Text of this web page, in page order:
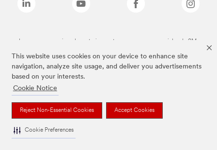
This website uses cookies on your device to enhance site
navigation, analyze site usage, and deliver you advertisements
based on your interests.
Cookie Notice
Reject Non-Essential Cookies Accept Cookies
Cookie Preferences
Las marcas mencionadas anteriormente son marcas comerciales de 3M.